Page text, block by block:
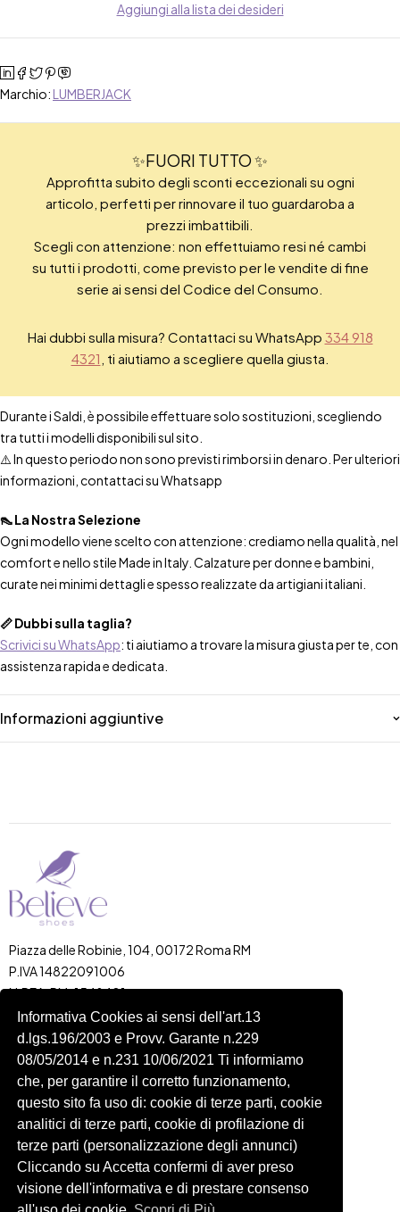
Informativa Cookies ai sensi dell'art.13
d.lgs.196/2003 e Provv. Garante n.229
08/05/2014 e n.231 10/06/2021 Ti informiamo
che, per garantire il corretto funzionamento,
questo sito fa uso di: cookie di terze parti, cookie
analitici di terze parti, cookie di profilazione di
terze parti (personalizzazione degli annunci)
Cliccando su Accetta confermi di aver preso
visione dell'informativa e di prestare consenso
Aggiungi alla lista dei desideri
Marchio: LUMBERJACK
✨FUORI TUTTO ✨
Approfitta subito degli sconti eccezionali su ogni
articolo, perfetti per rinnovare il tuo guardaroba a
prezzi imbattibili.
Scegli con attenzione: non effettuiamo resi né cambi
su tutti i prodotti, come previsto per le vendite di fine
serie ai sensi del Codice del Consumo.
Hai dubbi sulla misura? Contattaci su WhatsApp 334 918
4321 , ti aiutiamo a scegliere quella giusta.
Durante i Saldi, è possibile effettuare solo sostituzioni, scegliendo
tra tutti i modelli disponibili sul sito.
⚠️ In questo periodo non sono previsti rimborsi in denaro. Per ulteriori
informazioni, contattaci su Whatsapp
👠 La Nostra Selezione
Ogni modello viene scelto con attenzione: crediamo nella qualità, nel
comfort e nello stile Made in Italy. Calzature per donne e bambini,
curate nei minimi dettagli e spesso realizzate da artigiani italiani.
📏 Dubbi sulla taglia?
Scrivici su WhatsApp: ti aiutiamo a trovare la misura giusta per te, con
assistenza rapida e dedicata.
Informazioni aggiuntive
Piazza delle Robinie, 104, 00172 Roma RM
P.IVA 14822091006
N.REA: RM-1548401
C.SOCIALE: €10,00
334 918 4321
Shop
Shop
Donna
Bambini
Accessori
Account
Carrello
Profilo
Ordini
Wishlist
Spedizioni e Resi